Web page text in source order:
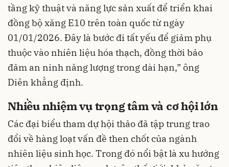
tầng kỹ thuật và năng lực sản xuất để triển khai
đồng bộ xăng E10 trên toàn quốc từ ngày
01/01/2026. Đây là bước đi tất yếu để giảm phụ
thuộc vào nhiên liệu hóa thạch, đồng thời bảo
đảm an ninh năng lượng trong dài hạn,” ông
Diên khẳng định.
Nhiều nhiệm vụ trọng tâm và cơ hội lớn
Các đại biểu tham dự hội thảo đã tập trung trao
đổi về hàng loạt vấn đề then chốt của ngành
nhiên liệu sinh học. Trong đó nổi bật là xu hướng